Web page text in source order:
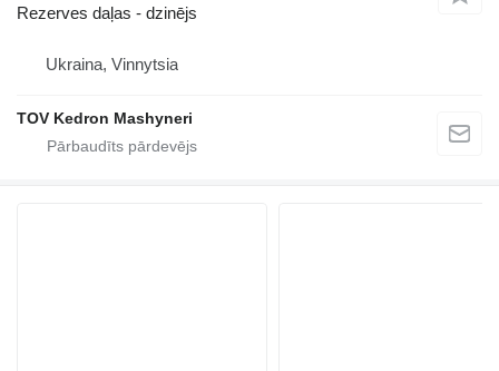
Rezerves daļas - dzinējs
Ukraina, Vinnytsia
TOV Kedron Mashyneri